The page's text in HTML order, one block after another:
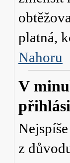
platná,
Nahoru
V
z